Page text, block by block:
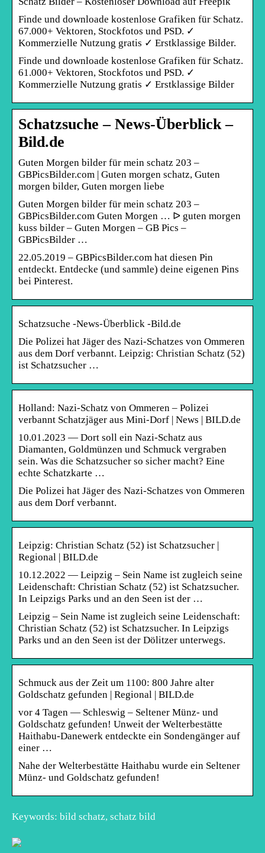
Finde und downloade kostenlose Grafiken für Schatz.
67.000+ Vektoren, Stockfotos und PSD. ✓
Kommerzielle Nutzung gratis ✓ Erstklassige Bilder.
Finde und downloade kostenlose Grafiken für Schatz.
61.000+ Vektoren, Stockfotos und PSD. ✓
Kommerzielle Nutzung gratis ✓ Erstklassige Bilder
Schatzsuche – News-Überblick –
Bild.de
Guten Morgen bilder für mein schatz 203 –
GBPicsBilder.com | Guten morgen schatz, Guten
morgen bilder, Guten morgen liebe
Guten Morgen bilder für mein schatz 203 –
GBPicsBilder.com Guten Morgen … ᐅ guten morgen
kuss bilder – Guten Morgen – GB Pics –
GBPicsBilder …
22.05.2019 – GBPicsBilder.com hat diesen Pin
entdeckt. Entdecke (und sammle) deine eigenen Pins
bei Pinterest.
Schatzsuche -News-Überblick -Bild.de
Die Polizei hat Jäger des Nazi-Schatzes von Ommeren
aus dem Dorf verbannt. Leipzig: Christian Schatz (52)
ist Schatzsucher …
Holland: Nazi-Schatz von Ommeren – Polizei
verbannt Schatzjäger aus Mini-Dorf | News | BILD.de
10.01.2023 — Dort soll ein Nazi-Schatz aus
Diamanten, Goldmünzen und Schmuck vergraben
sein. Was die Schatzsucher so sicher macht? Eine
echte Schatzkarte …
Die Polizei hat Jäger des Nazi-Schatzes von Ommeren
aus dem Dorf verbannt.
Leipzig: Christian Schatz (52) ist Schatzsucher |
Regional | BILD.de
10.12.2022 — Leipzig – Sein Name ist zugleich seine
Leidenschaft: Christian Schatz (52) ist Schatzsucher.
In Leipzigs Parks und an den Seen ist der …
Leipzig – Sein Name ist zugleich seine Leidenschaft:
Christian Schatz (52) ist Schatzsucher. In Leipzigs
Parks und an den Seen ist der Dölitzer unterwegs.
Schmuck aus der Zeit um 1100: 800 Jahre alter
Goldschatz gefunden | Regional | BILD.de
vor 4 Tagen — Schleswig – Seltener Münz- und
Goldschatz gefunden! Unweit der Welterbestätte
Haithabu-Danewerk entdeckte ein Sondengänger auf
einer …
Nahe der Welterbestätte Haithabu wurde ein Seltener
Münz- und Goldschatz gefunden!
Keywords: bild schatz, schatz bild